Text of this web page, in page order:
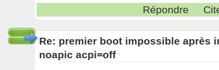
Répondre
Re: premier boot impossible après
noapic acpi=off